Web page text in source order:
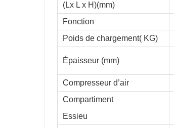
(Lx L x H)(mm)
Fonction
Poids de chargement( KG)
Épaisseur (mm)
Compresseur d’air
Compartiment
Essieu